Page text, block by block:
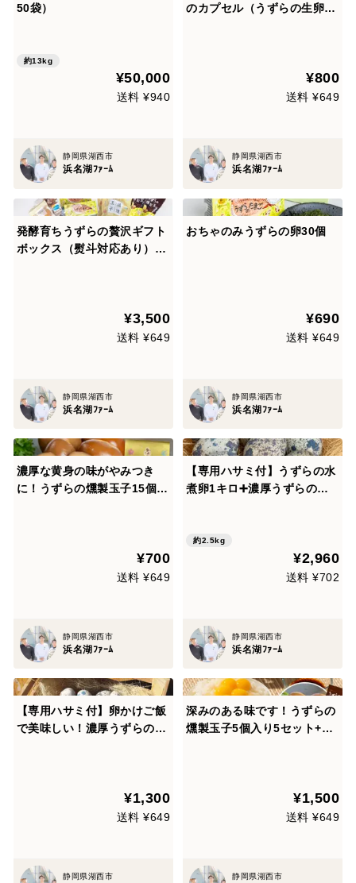
50袋）
約13kg
¥50,000
送料 ¥940
静岡県湖西市
浜名湖ﾌｧｰﾑ
のカプセル（うずらの生卵）
¥800
送料 ¥649
静岡県湖西市
浜名湖ﾌｧｰﾑ
発酵育ちうずらの贅沢ギフト
ボックス（熨斗対応あり）
¥3,500
送料 ¥649
静岡県湖西市
浜名湖ﾌｧｰﾑ
おちゃのみうずらの卵30個
¥690
送料 ¥649
静岡県湖西市
浜名湖ﾌｧｰﾑ
濃厚な黄身の味がやみつき
に！うずらの燻製玉子15個入
¥700
送料 ¥649
静岡県湖西市
浜名湖ﾌｧｰﾑ
【専用ハサミ付】うずらの水
煮卵1キロ➕濃厚うずらの生
約2.5kg
¥2,960
送料 ¥702
静岡県湖西市
浜名湖ﾌｧｰﾑ
【専用ハサミ付】卵かけご飯
で美味しい！濃厚うずらの生
¥1,300
送料 ¥649
静岡県湖西市
深みのある味です！うずらの
燻製玉子5個入り5セット+う
¥1,500
送料 ¥649
静岡県湖西市